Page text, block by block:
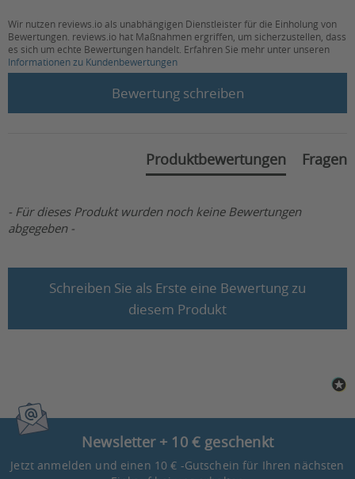
Niederwettersche Str. 1
35094 Lahntal, Deutschland
Kontakt:
info@proteno.de
Wir nutzen reviews.io als unabhängigen Dienstleister für die Einholung von
Bewertungen. reviews.io hat Maßnahmen ergriffen, um sicherzustellen, dass
es sich um echte Bewertungen handelt. Erfahren Sie mehr unter unseren
Informationen zu Kundenbewertungen
Bewertung schreiben
Produktbewertungen Fragen
- Für dieses Produkt wurden noch keine Bewertungen
abgegeben -
Schreiben Sie als Erste eine Bewertung zu
diesem Produkt
Newsletter + 10 € geschenkt
Jetzt anmelden und einen 10 € -Gutschein für Ihren nächsten